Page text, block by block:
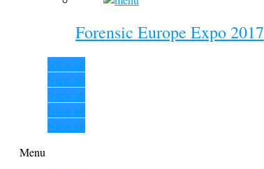
Forensic Europe Expo 2017
View all
View all
View all
View all
View all
Menu